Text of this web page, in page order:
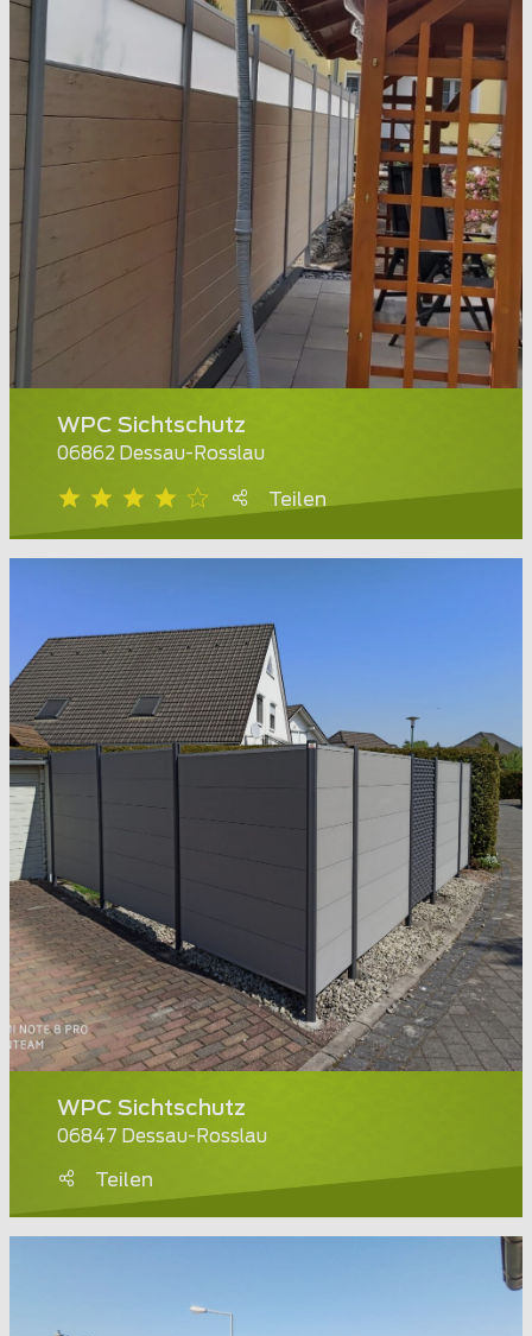
WPC Sichtschutz
06862 Dessau-Rosslau
Teilen
WPC Sichtschutz
06847 Dessau-Rosslau
Teilen